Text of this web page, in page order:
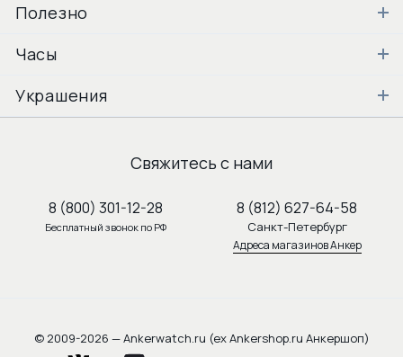
Полезно
Часы
Украшения
Свяжитесь с нами
8 (800) 301-12-28
Бесплатный звонок по РФ
8 (812) 627-64-58
Санкт-Петербург
Адреса магазинов Анкер
© 2009-2026 — Ankerwatch.ru (ex Ankershop.ru Анкершоп)